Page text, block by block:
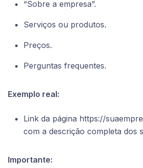
“Sobre a empresa”.
Serviços ou produtos.
Preços.
Perguntas frequentes.
Exemplo real:
Link da página https://
com a descrição completa dos
Importante: